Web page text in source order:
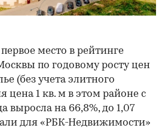
место в рейтинге
по годовому росту цен
(без учета элитного
цена 1 кв. м в этом районе с
выросла на 66,8%, до 1,07
для «РБК-Недвижимости»